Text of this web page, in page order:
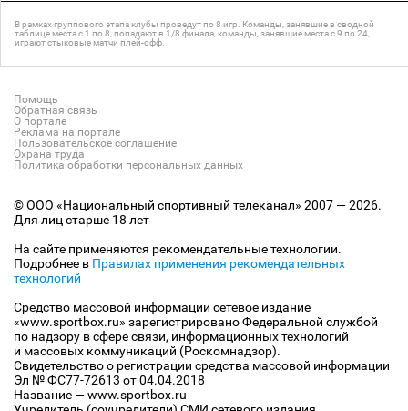
В рамках группового этапа клубы проведут по 8 игр. Команды, занявшие в сводной
таблице места с 1 по 8, попадают в 1/8 финала, команды, занявшие места с 9 по 24,
играют стыковые матчи плей-офф.
Помощь
Обратная связь
О портале
Реклама на портале
Пользовательское соглашение
Охрана труда
Политика обработки персональных данных
© ООО «Национальный спортивный телеканал» 2007 — 2026.
Для лиц старше 18 лет
На сайте применяются рекомендательные технологии.
Подробнее в Правилах применения рекомендательных
технологий
Средство массовой информации сетевое издание
«www.sportbox.ru» зарегистрировано Федеральной службой
по надзору в сфере связи, информационных технологий
и массовых коммуникаций (Роскомнадзор).
Свидетельство о регистрации средства массовой информации
Эл № ФС77-72613 от 04.04.2018
Название — www.sportbox.ru